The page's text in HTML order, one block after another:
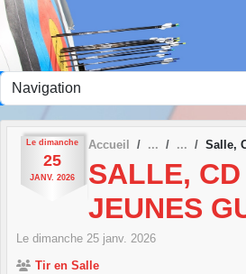
Le dimanche
25
JANV. 2026
Accueil Salle,
SALLE,
JEUNES
Le dimanche 25 janv. 2026
Tir en Salle
Panneau de gestion des cookies